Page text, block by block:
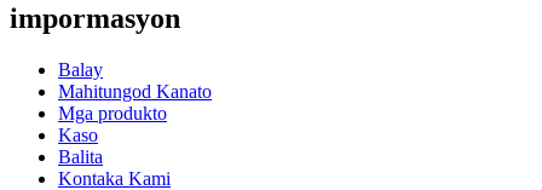
impormasyon
Balay
Mahitungod Kanato
Mga produkto
Kaso
Balita
Kontaka Kami